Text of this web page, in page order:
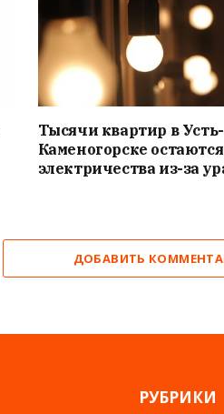
Тысячи квартир в Усть-
Каменогорске
электричества из-за
ДОБАВИТЬ
РУБРИКИ